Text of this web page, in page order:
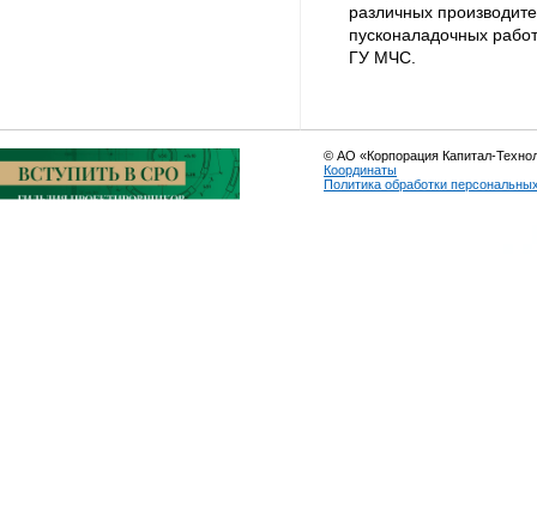
различных
пусконаладочных
ГУ МЧС.
© АО «Корпорация Капитал-
Координаты
Политика обработки